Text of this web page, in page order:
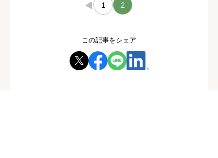
← 1 2
この記事をシェア